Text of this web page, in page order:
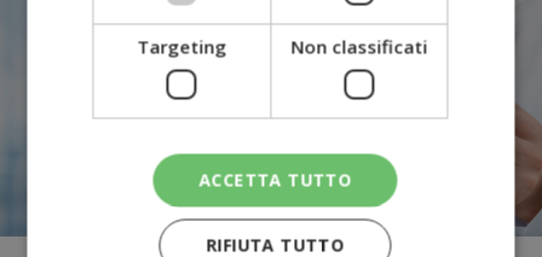
Vuoi saperne di più sui
servizi Punto Prelievi
offerti da Dot 41?
Targeting Non classificati
ACCETTA TUTTO
RIFIUTA TUTTO